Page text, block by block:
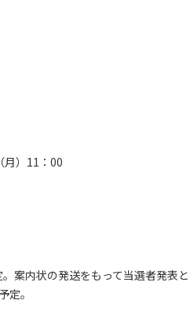
月）11：00
案内状の発送をもって当選者発表と
定。